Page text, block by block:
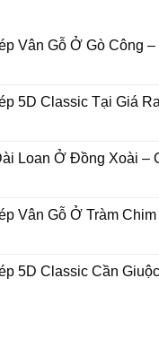
Vân Gỗ Ở Gò Công –
5D Classic Tại Giá
Loan Ở Đồng Xoài –
Vân Gỗ Ở Tràm
5D Classic Cần